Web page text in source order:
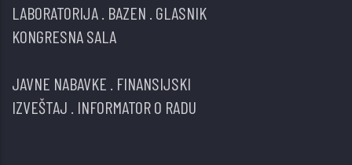
LABORATORIJA BAZEN GLASNIK
KONGRESNA SALA
JAVNE NABAVKE FINANSIJSKI
IZVEŠTAJ INFORMATOR O RADU